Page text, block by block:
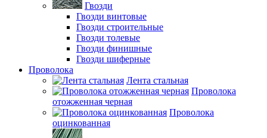
Гвозди
Гвозди винтовые
Гвозди строительные
Гвозди толевые
Гвозди финишные
Гвозди шиферные
Проволока
Лента стальная
Проволока
отожженная черная
Проволока
оцинкованная